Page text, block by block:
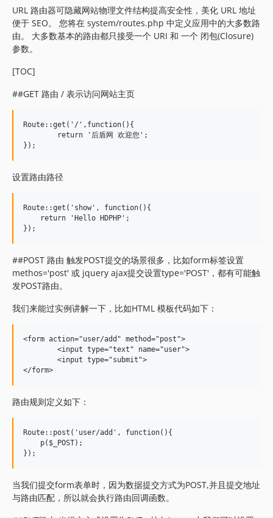
URL 路由器可隐藏网站物理文件结构提高安全性，美化 URL 地址
便于 SEO。 您将在 system/routes.php 中定义应用中的大多数路
由。 大多数基本的路由都只接受一个 URI 和 一个 闭包(Closure)
参数。
[TOC]
##GET 路由 / 表示访问网站主页
Route::get('/',function(){
设置路由路径
Route::get('show', function(){
    return 'Hello HDPHP';
##POST 路由 触发POST提交的场景很多，比如form标签设置
methos='post' 或 jquery ajax提交设置type='POST'，都有可能触
发POST路由。
我们来能过实例讲解一下，比如HTML 模板代码如下：
<form action="user/add" method="post">
路由规则定义如下：
Route::post('user/add', function(){
    p($_POST);
当我们提交form表单时，因为数据提交方式为POST,并且提交地址
与路由匹配，所以就会执行路由回调函数。